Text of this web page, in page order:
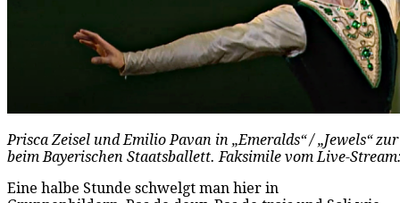
Prisca Zeisel und Emilio Pavan in „Emeralds“ / „Jewels“
beim Bayerischen Staatsballett. Faksimile vom Live-
Eine halbe Stunde schwelgt man hier in